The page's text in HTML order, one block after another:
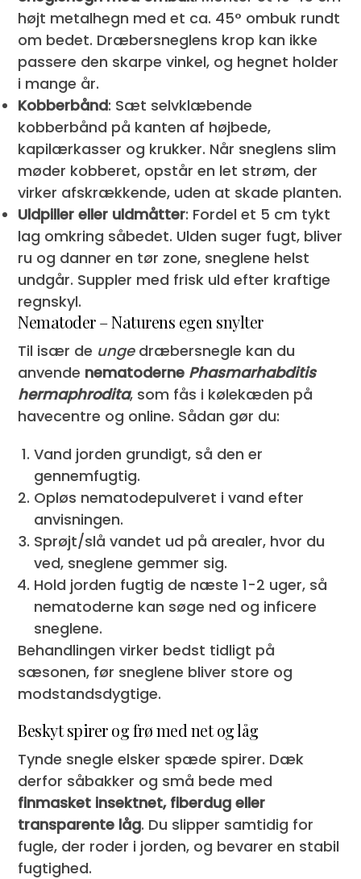
højt metalhegn med et ca. 45° ombuk rundt
om bedet. Dræbersneglens krop kan ikke
passere den skarpe vinkel, og hegnet holder
i mange år.
Kobberbånd: Sæt selvklæbende
kobberbånd på kanten af højbede,
kapilærkasser og krukker. Når sneglens slim
møder kobberet, opstår en let strøm, der
virker afskrækkende, uden at skade planten.
Uldpiller eller uldmåtter: Fordel et 5 cm tykt
lag omkring såbedet. Ulden suger fugt, bliver
ru og danner en tør zone, sneglene helst
undgår. Suppler med frisk uld efter kraftige
regnskyl.
Nematoder – Naturens egen snylter
Til især de ungedræbersnegle kan du
anvende nematoderne Phasmarhabditis
hermaphrodita, som fås i kølekæden på
havecentre og online. Sådan gør du:
Vand jorden grundigt, så den er
gennemfugtig.
Opløs nematodepulveret i vand efter
anvisningen.
Sprøjt/slå vandet ud på arealer, hvor du
ved, sneglene gemmer sig.
Hold jorden fugtig de næste 1-2 uger, så
nematoderne kan søge ned og inficere
sneglene.
Behandlingen virker bedst tidligt på
sæsonen, før sneglene bliver store og
modstandsdygtige.
Beskyt spirer og frø med net og låg
Tynde snegle elsker spæde spirer. Dæk
derfor såbakker og små bede med
finmasket insektnet, fiberdug eller
transparente låg. Du slipper samtidig for
fugle, der roder i jorden, og bevarer en stabil
fugtighed.